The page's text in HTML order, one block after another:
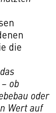
die
ob
oder
Wert auf